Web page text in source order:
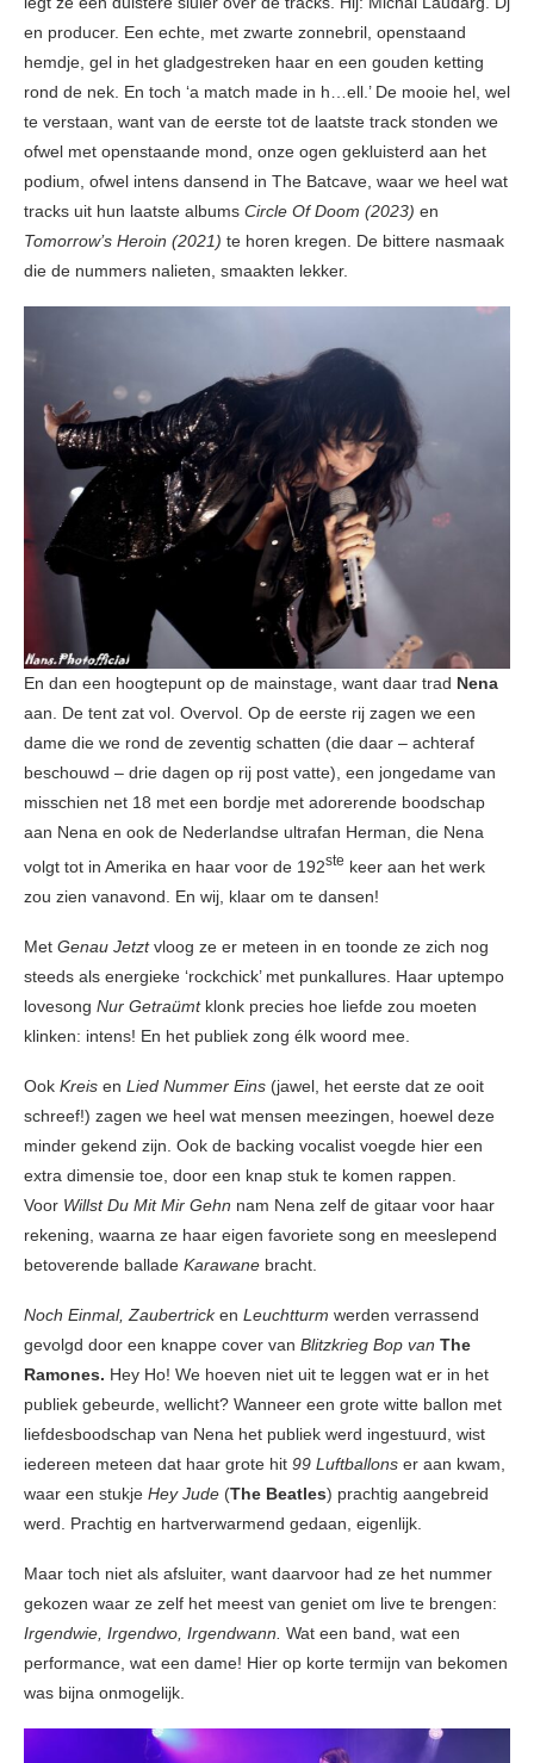
en producer. Een echte, met zwarte zonnebril, openstaand
hemdje, gel in het gladgestreken haar en een gouden ketting
rond de nek. En toch ‘a match made in h…ell.’ De mooie hel, wel
te verstaan, want van de eerste tot de laatste track stonden we
ofwel met openstaande mond, onze ogen gekluisterd aan het
podium, ofwel intens dansend in The Batcave, waar we heel wat
tracks uit hun laatste albums Circle Of Doom (2023) en
Tomorrow’s Heroin (2021) te horen kregen. De bittere nasmaak
die de nummers nalieten, smaakten lekker.
En dan een hoogtepunt op de mainstage, want daar trad Nena
aan. De tent zat vol. Overvol. Op de eerste rij zagen we een
dame die we rond de zeventig schatten (die daar – achteraf
beschouwd – drie dagen op rij post vatte), een jongedame van
misschien net 18 met een bordje met adorerende boodschap
aan Nena en ook de Nederlandse ultrafan Herman, die Nena
volgt tot in Amerika en haar voor de 192ste keer aan het werk
zou zien vanavond. En wij, klaar om te dansen!
Met Genau Jetztvloog ze er meteen in en toonde ze zich nog
steeds als energieke ‘rockchick’ met punkallures. Haar uptempo
lovesong Nur Getraümtklonk precies hoe liefde zou moeten
klinken: intens! En het publiek zong élk woord mee.
Ook Kreis en Lied Nummer Eins (jawel, het eerste dat ze ooit
schreef!) zagen we heel wat mensen meezingen, hoewel deze
minder gekend zijn. Ook de backing vocalist voegde hier een
extra dimensie toe, door een knap stuk te komen rappen.
Voor Willst Du Mit Mir Gehn nam Nena zelf de gitaar voor haar
rekening, waarna ze haar eigen favoriete song en meeslepend
betoverende ballade Karawane bracht.
Noch Einmal, Zaubertricken Leuchtturm werden verrassend
gevolgd door een knappe cover van Blitzkrieg Bop van The
Ramones. Hey Ho! We hoeven niet uit te leggen wat er in het
publiek gebeurde, wellicht? Wanneer een grote witte ballon met
liefdesboodschap van Nena het publiek werd ingestuurd, wist
iedereen meteen dat haar grote hit 99 Luftballons er aan kwam,
waar een stukje Hey Jude (The Beatles) prachtig aangebreid
werd. Prachtig en hartverwarmend gedaan, eigenlijk.
Maar toch niet als afsluiter, want daarvoor had ze het nummer
gekozen waar ze zelf het meest van geniet om live te brengen:
Irgendwie, Irgendwo, Irgendwann. Wat een band, wat een
performance, wat een dame! Hier op korte termijn van bekomen
was bijna onmogelijk.